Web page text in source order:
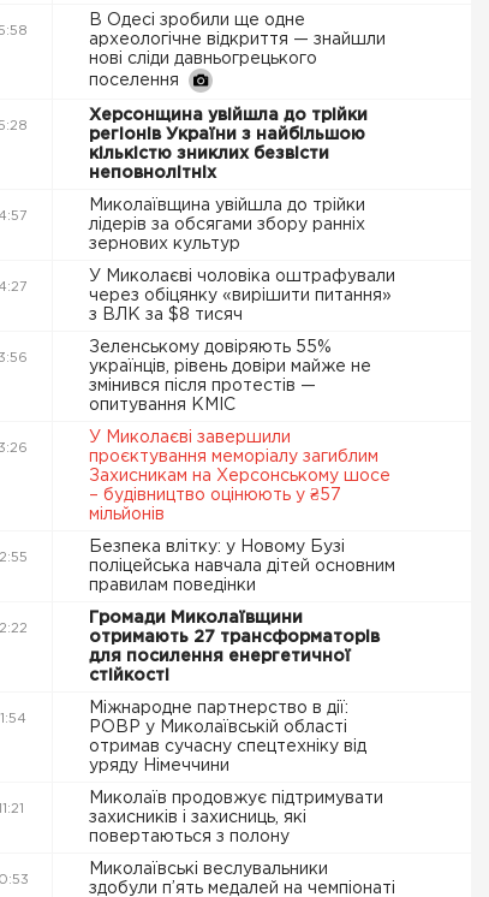
В Одесі зробили ще одне
археологічне відкриття — знайшли
нові сліди давньогрецького
поселення
Херсонщина увійшла до трійки
регіонів України з найбільшою
кількістю зниклих безвісти
неповнолітніх
14:57
Миколаївщина увійшла до трійки
лідерів за обсягами збору ранніх
зернових культур
14:27
У Миколаєві чоловіка оштрафували
через обіцянку «вирішити питання»
з ВЛК за $8 тисяч
Зеленському довіряють 55%
українців, рівень довіри майже не
змінився після протестів —
опитування КМІС
У Миколаєві завершили
проєктування меморіалу загиблим
Захисникам на Херсонському шосе
– будівництво оцінюють у ₴57
мільйонів
12:55
Безпека влітку: у Новому Бузі
поліцейська навчала дітей основним
правилам поведінки
12:22
Громади Миколаївщини
отримають 27 трансформаторів
для посилення енергетичної
стійкості
11:54
Міжнародне партнерство в дії:
РОВР у Миколаївській області
отримав сучасну спецтехніку від
уряду Німеччини
11:21
Миколаїв продовжує підтримувати
захисників і захисниць, які
повертаються з полону
Миколаївські веслувальники
здобули п’ять медалей на чемпіонаті